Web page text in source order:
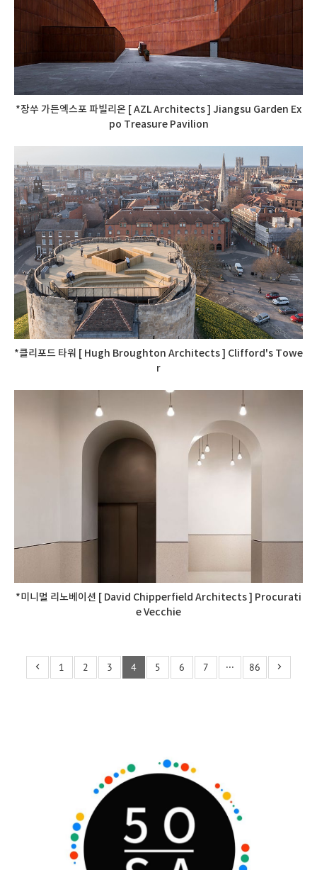
*장쑤 가든엑스포 파빌리온 [ AZL Architects ] Jiangsu Garden Ex
po Treasure Pavilion
*클리포드 타워 [ Hugh Broughton Architects ] Clifford's Towe
r
*미니멀 리노베이션 [ David Chipperfield Architects ] Procurati
e Vecchie
1 2 3 4 5 6 7 ··· 86